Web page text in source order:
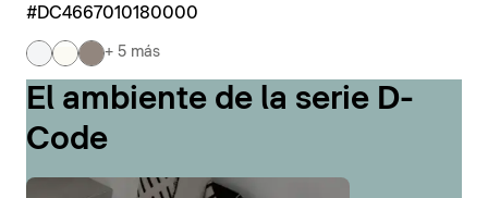
#DC4667010180000
+ 5 más
El ambiente de la serie D-
Code